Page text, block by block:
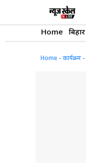
Home बिहार
Home - कार्यक्रम -